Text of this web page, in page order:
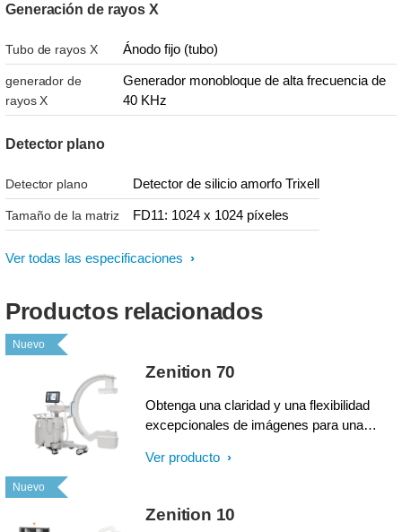
Generación de rayos X
Tubo de rayos X Ánodo fijo (tubo)
generador de
rayos X
Generador monobloque de alta frecuencia de
40 KHz
Detector plano
Detector plano Detector de silicio amorfo Trixell
Tamaño de la matriz FD11: 1024 x 1024 píxeles
Ver todas las especificaciones
Productos relacionados
Nuevo
Zenition 70
Obtenga una claridad y una flexibilidad
excepcionales de imágenes para una
sistemas de detector plano de cuarta
C móviles armonizados, fáciles de usar y
Ver producto
Nuevo
Zenition 10